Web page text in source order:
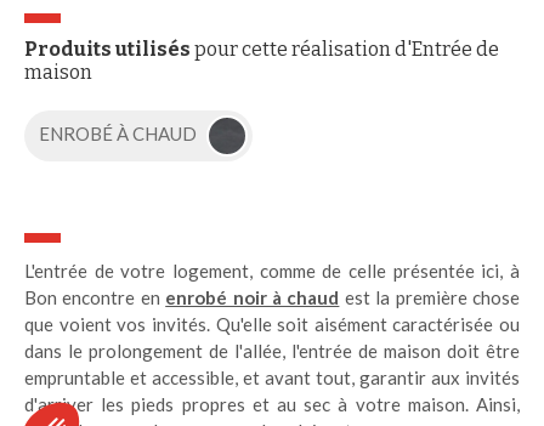
Produits utilisés pour cette réalisation d'Entrée de
maison
ENROBÉ À CHAUD
L'entrée de votre logement, comme de celle présentée ici, à
Bon encontre en enrobé noir à chaud est la première chose
que voient vos invités. Qu'elle soit aisément caractérisée ou
dans le prolongement de l'allée, l'entrée de maison doit être
empruntable et accessible, et avant tout, garantir aux invités
d'arriver les pieds propres et au sec à votre maison. Ainsi,